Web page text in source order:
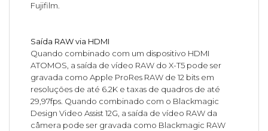
Fujifilm.
Saída RAW via HDMI
Quando combinado com um dispositivo HDMI
ATOMOS, a saída de vídeo RAW do X-T5 pode ser
gravada como Apple ProRes RAW de 12 bits em
resoluções de até 6.2K e taxas de quadros de até
29,97fps. Quando combinado com o Blackmagic
Design Video Assist 12G, a saída de vídeo RAW da
câmera pode ser gravada como Blackmagic RAW